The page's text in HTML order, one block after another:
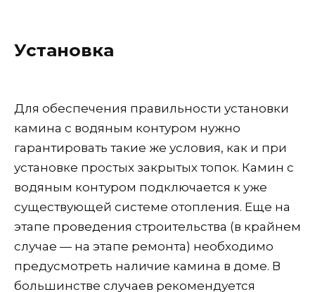
Установка
Для обеспечения правильности установки
камина с водяным контуром нужно
гарантировать такие же условия, как и при
установке простых закрытых топок. Камин с
водяным контуром подключается к уже
существующей системе отопления. Еще на
этапе проведения строительства (в крайнем
случае — на этапе ремонта) необходимо
предусмотреть наличие камина в доме. В
большинстве случаев рекомендуется